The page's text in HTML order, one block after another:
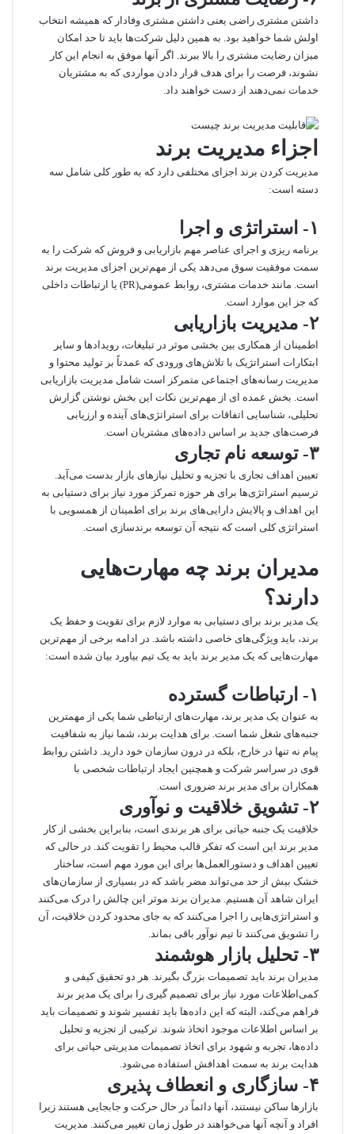
داشتن مشتری راضی یعنی داشتن مشتری وفادار که همیشه انتخاب
اولش شما خواهید بود. به همین دلیل شرکت‌ها باید تا حد امکان
میزان رضایت مشتری را بالا ببرند. اگر آنها موفق به انجام این کار
نشوند، فرصت را برای هدف قرار دادن مواردی که به مشتریان
خدمات نمی‌دهند از دست خواهند داد.
اجزاء مدیریت برند
مدیریت کردن برند اجزای مختلفی دارد که به طور کلی شامل سه
دسته است:
۱- استراتژی و اجرا
برنامه ریزی و اجرای عناصر مهم بازاریابی و فروش که شرکت را به
سمت موفقیت سوق می‌دهد یکی از مهم‌ترین اجزای مدیریت برند
است. مانند خدمات مشتری، روابط عمومی‌(PR) یا ارتباطات داخلی
که جز این موارد است.
۲- مدیریت بازاریابی
اطمینان از همکاری بین بخشی موثر در تبلیغات، رویدادها و سایر
ابتکارات استراتژیک با تلاش‌های ورودی که عمدتاً بر تولید محتوا و
مدیریت رسانه‌های اجتماعی متمرکز است شامل مدیریت بازاریابی
است. بخش عمده ای از مهم‌ترین نکات این بخش نوشتن گزارش
تحلیلی، شناسایی اتفاقات برای استراتژی‌های آینده و ارزیابی
فرصت‌های جدید بر اساس داده‌های مشتریان است.
۳- توسعه نام تجاری
تعیین اهداف تجاری با تجزیه و تحلیل نیازهای بازار بدست می‌آید.
ترسیم استراتژی‌ها برای هر حوزه تمرکز مورد نیاز برای دستیابی به
این اهداف و پالایش دارایی‌های برند برای اطمینان از همسویی با
استراتژی کلی است که نتیجه آن توسعه برندسازی است.
مدیران برند چه مهارت‌هایی
دارند؟
یک مدیر برند برای دستیابی به موارد لازم برای تقویت و حفظ یک
برند، باید ویژگی‌های خاصی داشته باشد. در ادامه برخی از مهم‌ترین
مهارت‌هایی که یک مدیر برند باید به یک تیم بیاورد بیان شده است:
۱- ارتباطات گسترده
به عنوان یک مدیر برند، مهارت‌های ارتباطی شما یکی از مهمترین
جنبه‌های شغل شما است. برای هدایت برند، شما نیاز به شفافیت
پیام نه تنها در خارج، بلکه در درون سازمان خود دارید. داشتن روابط
قوی در سراسر شرکت و همچنین ایجاد ارتباطات شخصی با
همکاران برای مدیر برند ضروری است.
۲- تشویق خلاقیت و نوآوری
خلاقیت یک جنبه حیاتی برای هر برندی است، بنابراین بخشی از کار
مدیر برند این است که تفکر قالب محیط را تقویت کند. در حالی که
تعیین اهداف و دستورالعمل‌ها برای این مورد مهم است، ساختار
خشک بیش از حد می‌تواند مضر باشد که در بسیاری از سازمان‌های
ایران شاهد آن هستیم. مدیران برند موثر این چالش را درک می‌کنند
و استراتژی‌هایی را اجرا می‌کنند که به جای محدود کردن خلاقیت، آن
را تشویق می‌کنند تا تیم نوآور باقی بماند.
۳- تحلیل بازار هوشمند
مدیران برند باید تصمیمات بزرگ بگیرند. هر دو تحقیق کیفی و
کمی‌اطلاعات مورد نیاز برای تصمیم گیری را برای یک مدیر برند
فراهم می‌کند، البته که این داده‌ها باید تفسیر شوند و تصمیمات باید
بر اساس اطلاعات موجود اتخاذ شوند. ترکیبی از تجزیه و تحلیل
داده‌ها، تجربه و شهود برای اتخاذ تصمیمات مدیریتی حیاتی برای
هدایت برند به سمت اهدافش استفاده می‌شود.
۴- سازگاری و انعطاف پذیری
بازارها ساکن نیستند، آنها دائماً در حال حرکت و جابجایی هستند زیرا
افراد و آنچه آنها می‌خواهند در طول زمان تغییر می‌کنند. مدیریت